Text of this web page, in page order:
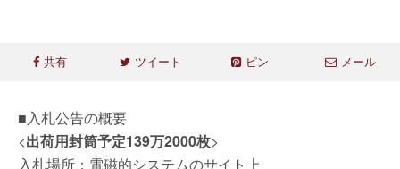
共有 ツイート ピン メール
■入札公告の概要
<出荷用封筒予定139万2000枚>
入札場所：電磁的システムのサイト上